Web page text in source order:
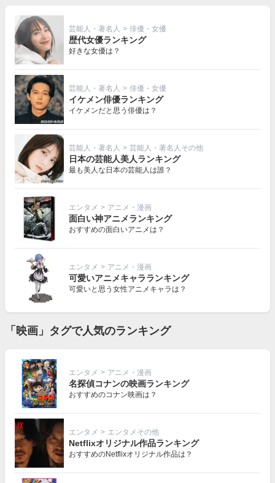
芸能人・著名人 > 俳優・女優
歴代女優ランキング
好きな女優は？
芸能人・著名人 > 俳優・女優
イケメン俳優ランキング
イケメンだと思う俳優は？
芸能人・著名人 > 芸能人・著名人その他
日本の芸能人美人ランキング
最も美人な日本の芸能人は誰？
エンタメ > アニメ・漫画
面白い神アニメランキング
おすすめの面白いアニメは？
エンタメ > アニメ・漫画
可愛いアニメキャラランキング
可愛いと思う女性アニメキャラは？
「映画」タグで人気のランキング
エンタメ > アニメ・漫画
名探偵コナンの映画ランキング
おすすめのコナン映画は？
エンタメ > エンタメその他
Netflixオリジナル作品ランキング
おすすめのNetflixオリジナル作品は？